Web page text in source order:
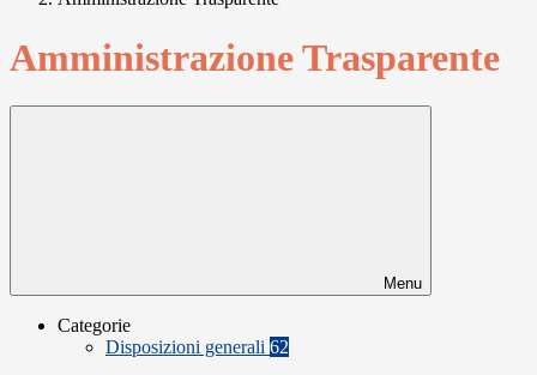
Amministrazione Trasparente
Menu
Categorie
Disposizioni generali 62